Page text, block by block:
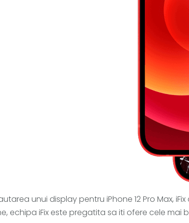
unui display pentru iPhone 12 Pro Max,
echipa iFix este pregatita sa iti ofere cele mai